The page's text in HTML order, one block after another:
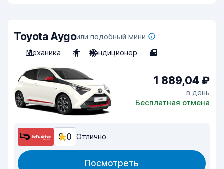
Toyota Aygoили подобный мини
Механика
4 Кондиционер 4
1 889,04 ₽
в день
Бесплатная отмена
9,0 Отлично
Посмотреть